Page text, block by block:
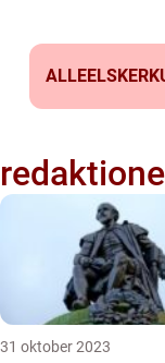
31 oktober 2023